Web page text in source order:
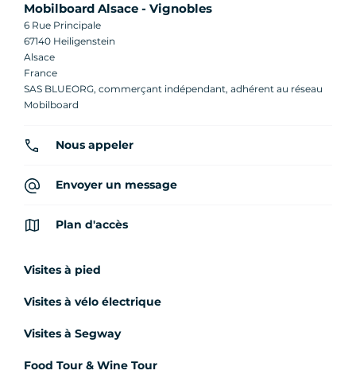
Mobilboard Alsace - Vignobles
6 Rue Principale
67140 Heiligenstein
Alsace
France
SAS BLUEORG, commerçant indépendant, adhérent au réseau
Mobilboard
Nous appeler
Envoyer un message
Plan d'accès
Visites à pied
Visites à vélo électrique
Visites à Segway
Food Tour & Wine Tour